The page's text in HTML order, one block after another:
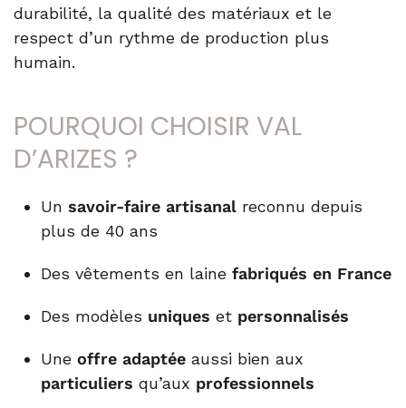
durabilité, la qualité des matériaux et le
respect d’un rythme de production plus
humain.
POURQUOI CHOISIR VAL
D’ARIZES ?
Un savoir-faire artisanal reconnu depuis
plus de 40 ans
Des vêtements en laine fabriqués en France
Des modèles uniques et personnalisés
Une offre adaptée aussi bien aux
particuliers qu’aux professionnels